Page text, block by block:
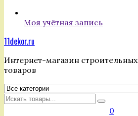
Моя учётная запись
11dekor.ru
Интернет-магазин
товаров
Искать
0